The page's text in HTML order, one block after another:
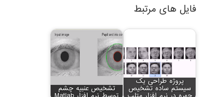
فایل های مرتبط
پروژه طراحی یک
سیستم ساده تشخیص تشخیص عنبیه چشم